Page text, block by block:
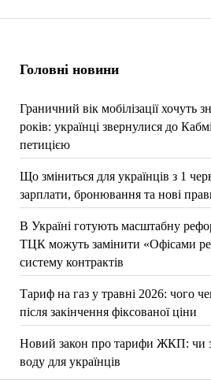
Головні новини
Граничний вік мобілізації хочуть
років: українці звернулися до
петицією
Що зміниться для українців з 1
зарплати, бронювання та нові
В Україні готують масштабну
ТЦК можуть замінити «Офісами
систему контрактів
Тариф на газ у травні 2026: чого
після закінчення фіксованої ціни
Новий закон про тарифи ЖКП: чи
воду для українців